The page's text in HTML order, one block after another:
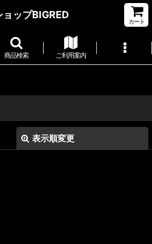
ョップBIGRED
カート
商品検索 ご利用案内
表示順変更